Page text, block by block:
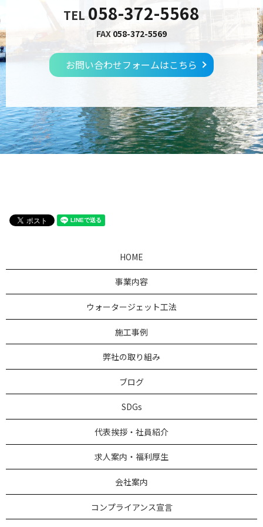
TEL 058-372-5568
FAX 058-372-5569
お問い合わせフォームはこちら
HOME
事業内容
ウォータージェット工法
施工事例
弊社の取り組み
ブログ
SDGs
代表挨拶・社員紹介
求人案内・福利厚生
会社案内
コンプライアンス宣言